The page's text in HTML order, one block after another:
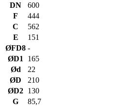
DN
600
F
444
C
562
E
151
ØFD8 -
ØD1
165
Ød
22
ØD
210
ØD2 130
G
85,7